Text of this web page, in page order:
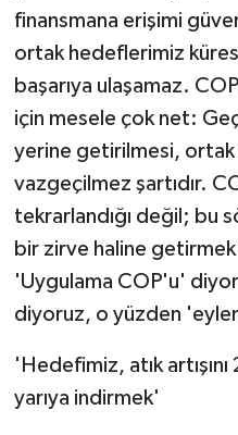
finansmana erişimi
ortak hedeflerimiz
başarıya ulaşamaz.
için mesele çok net:
yerine getirilmesi, ortak
vazgeçilmez şartıdır.
tekrarlandığı değil; bu
bir zirve haline
'Uygulama COP'u'
diyoruz, o yüzden
'Hedefimiz, atık artışını
yarıya indirmek'